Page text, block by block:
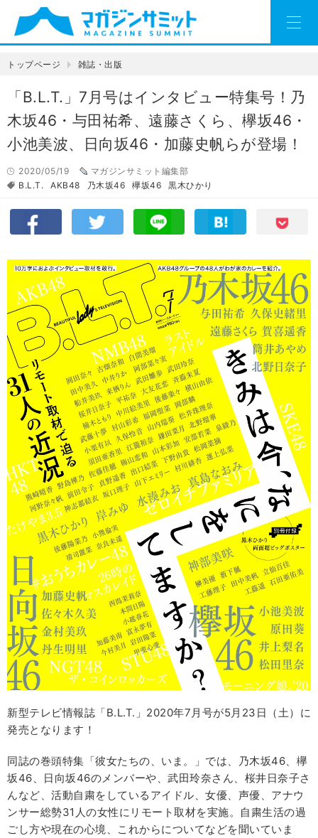
トップページ 雑誌・出版
「B.L.T.」7月号はインタビュー特集号！乃
木坂46・与田祐希、遠藤さくら、欅坂46・
小池美波、日向坂46・加藤史帆らが登場！
2020/05/19
マガジンサミット編集部
B.L.T.
AKB48 乃木坂46 欅坂46 黒木ひかり
新型テレビ情報誌「B.L.T.」2020年7月号が5月23日（土）に
発売となります！
同誌の巻頭特集「彼女たちの、いま。」では、乃木坂46、欅
坂46、日向坂46のメンバーや、武田玲奈さん、桜井日奈子さ
んなど、活動自粛をしているアイドル、女優、声優、アナウ
ンサー総勢31人の女性にリモート取材を実施。自粛生活の過
ごし方や現在の心境、これからについてなどを聞いていま